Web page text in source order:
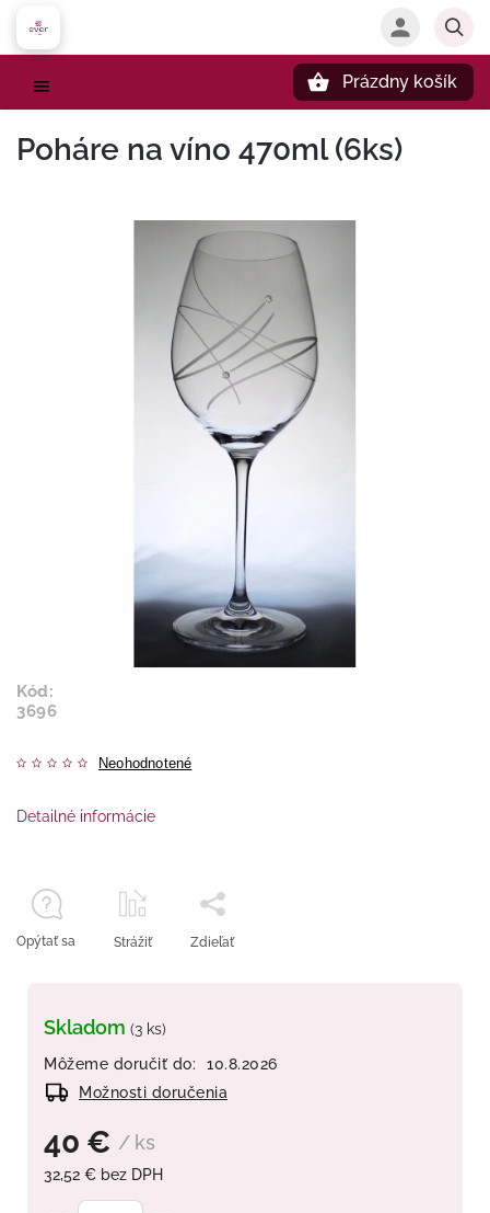
Prázdny košík
Poháre na víno 470ml (6ks)
Kód:
3696
Neohodnotené
40 € / ks
32,52 € bez DPH
Skladom (3 ks)
Môžeme doručiť do:
10.8.2026
Možnosti doručenia
Detailné informácie
Opýtať sa Strážiť Zdieľať